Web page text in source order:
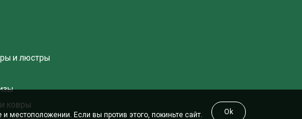
и люстры
ковры
местоположении. Если вы против этого, покиньте сайт. Ok